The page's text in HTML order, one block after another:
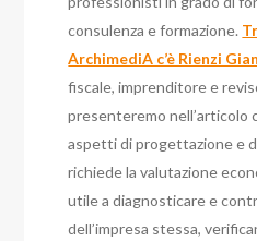
consulenza e formazione.
ArchimediA c’è Rienzi
fiscale, imprenditore e
presenteremo nell’articolo
aspetti di progettazione e
richiede la valutazione
utile a diagnosticare e
dell’impresa stessa,